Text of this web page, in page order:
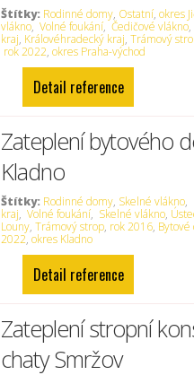
Štítky: Rodinné domy, Ostatní,okres
vlákno, Volné foukání, Čedičové vlákno,
kraj, Královéhradecký kraj,Trámový
rok 2022,okres Praha-východ
Detail reference
Zateplení bytového
Kladno
Štítky: Rodinné domy, Skelné vlákno,
kraj, Volné foukání, Skelné vlákno,
Louny,Trámový strop, rok 2016,
2022,okres Kladno
Detail reference
Zateplení stropní
chaty Smržov